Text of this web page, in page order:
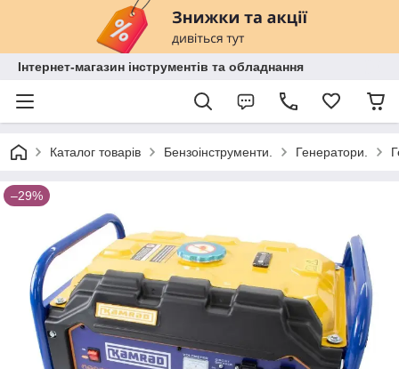
Інтернет-магазин інструментів та обладнання
Каталог товарів Бензоінструменти. Генератори.
–29%